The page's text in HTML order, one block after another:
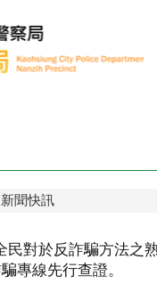
新聞快訊
民對於反詐騙方法之
專線先行查證。